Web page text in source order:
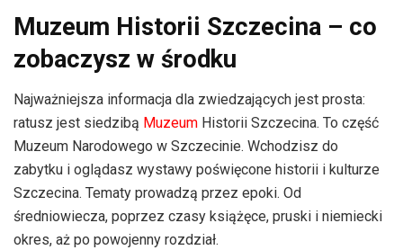
Muzeum Historii Szczecina – co
zobaczysz w środku
Najważniejsza informacja dla zwiedzających jest prosta:
ratusz jest siedzibą Muzeum Historii Szczecina. To część
Muzeum Narodowego w Szczecinie. Wchodzisz do
zabytku i oglądasz wystawy poświęcone historii i kulturze
Szczecina. Tematy prowadzą przez epoki. Od
średniowiecza, poprzez czasy książęce, pruski i niemiecki
okres, aż po powojenny rozdział.